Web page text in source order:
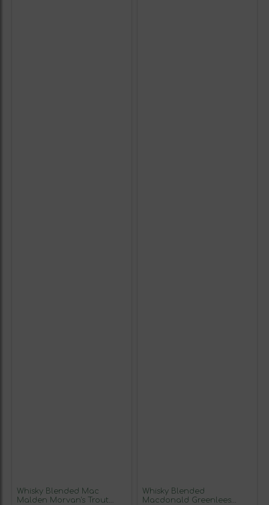
Whisky Blended Mac
Malden Morvan's Trout
Whisky Blended
Macdonald Greenlees